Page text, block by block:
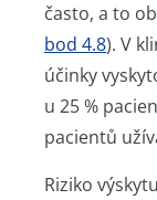
často, a to
bod 4.8). V
účinky
u 25 %
pacientů
Riziko